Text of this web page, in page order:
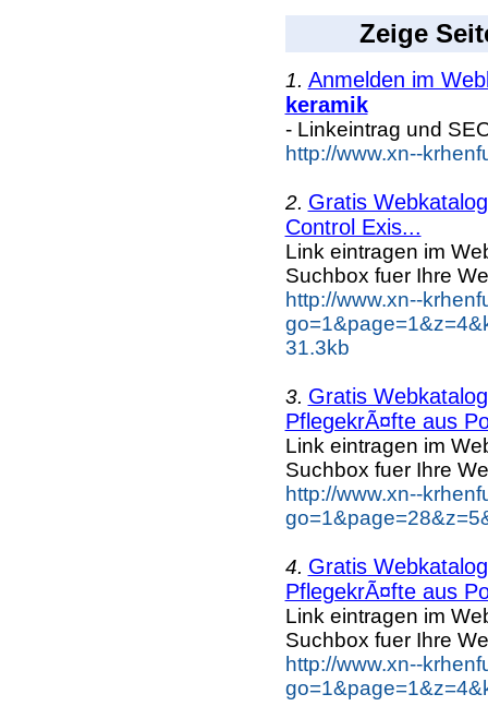
Zeige
1. Anmelden im
keramik
- Linkeintrag und
http://www.xn--
2. Gratis
Control Exis...
Link eintragen im
Suchbox fuer Ihre
http://www.xn--
31.3kb
3. Gratis
PflegekrÃ¤fte aus
Link eintragen im
Suchbox fuer Ihre
http://www.xn--
4. Gratis
PflegekrÃ¤fte aus
Link eintragen im
Suchbox fuer Ihre
http://www.xn--